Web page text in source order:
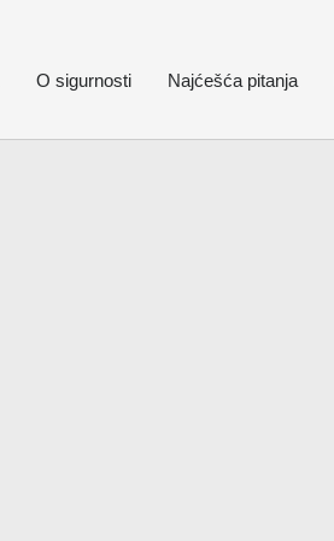
O sigurnosti Najćešća pitanja